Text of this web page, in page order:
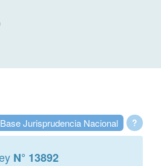
?
Jurisprudencia Nacional
N° 13892